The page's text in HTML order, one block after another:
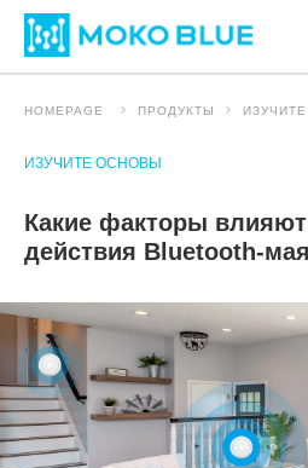
HOMEPAGE ПРОДУКТЫ
ИЗУЧИТЕ ОСНОВЫ
Какие факторы
действия Bluetooth-